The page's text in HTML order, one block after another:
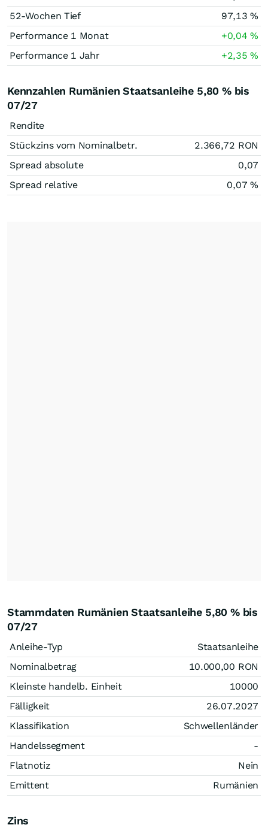
52-Wochen Tief
97,13%
Performance 1 Monat
+0,04%
Performance 1 Jahr
+2,35%
Kennzahlen Rumänien Staatsanleihe 5,80 % bis
07/27
Rendite
Stückzins vom Nominalbetr.
2.366,72 RON
Spread absolute
0,07
Spread relative
0,07 %
Stammdaten Rumänien Staatsanleihe 5,80 % bis
07/27
Anleihe-Typ
Staatsanleihe
Nominalbetrag
10.000,00 RON
Kleinste handelb. Einheit
10000
Fälligkeit
26.07.2027
Klassifikation
Schwellenländer
Handelssegment
-
Flatnotiz
Nein
Emittent
Rumänien
Zins